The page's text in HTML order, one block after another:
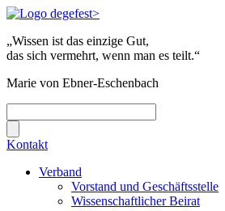
„Wissen ist das einzige Gut,
das sich vermehrt, wenn man es teilt.“
Marie von Ebner-Eschenbach
Kontakt
Verband
Vorstand und Geschäftsstelle
Wissenschaftlicher Beirat